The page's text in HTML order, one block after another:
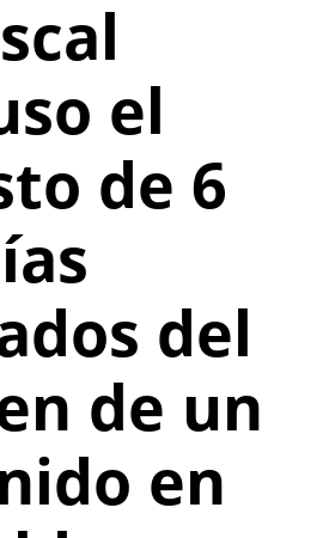
el
de 6
del
de un
en